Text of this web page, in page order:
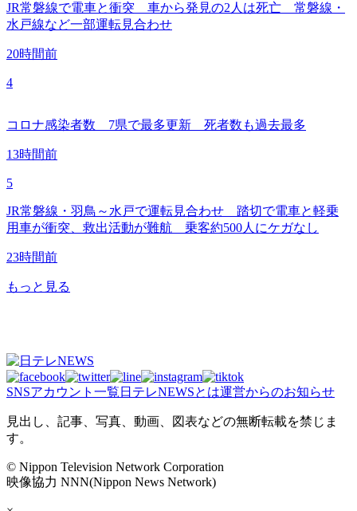
JR常磐線で電車と衝突 車から発見の2人は死亡 常磐線・
水戸線など一部運転見合わせ
20時間前
4
コロナ感染者数 7県で最多更新 死者数も過去最多
13時間前
5
JR常磐線・羽鳥～水戸で運転見合わせ 踏切で電車と軽乗
用車が衝突、救出活動が難航 乗客約500人にケガなし
23時間前
もっと見る
SNSアカウント一覧 日テレNEWSとは運営からのお知らせ
見出し、記事、写真、動画、図表などの無断転載を禁じま
す。
© Nippon Television Network Corporation
映像協力 NNN(Nippon News Network)